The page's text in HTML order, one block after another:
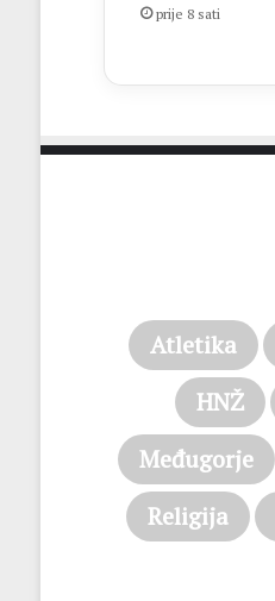
prije 8 sati
Atletika
HNŽ
Međugorje
Religija